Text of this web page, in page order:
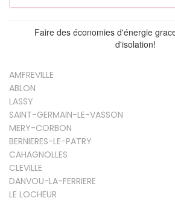
Faire des économies d'énergie
d'isolation!
AMFREVILLE
ABLON
LASSY
SAINT-GERMAIN-LE-VASSON
MERY-CORBON
BERNIERES-LE-PATRY
CAHAGNOLLES
CLEVILLE
DANVOU-LA-FERRIERE
LE LOCHEUR